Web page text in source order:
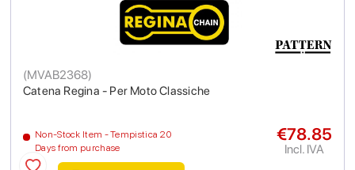
Catena Regina - Per Moto Classiche
(MVAB2368)
Non-Stock Item - Tempistica 20
Days from purchase
€78.85
Incl. IVA